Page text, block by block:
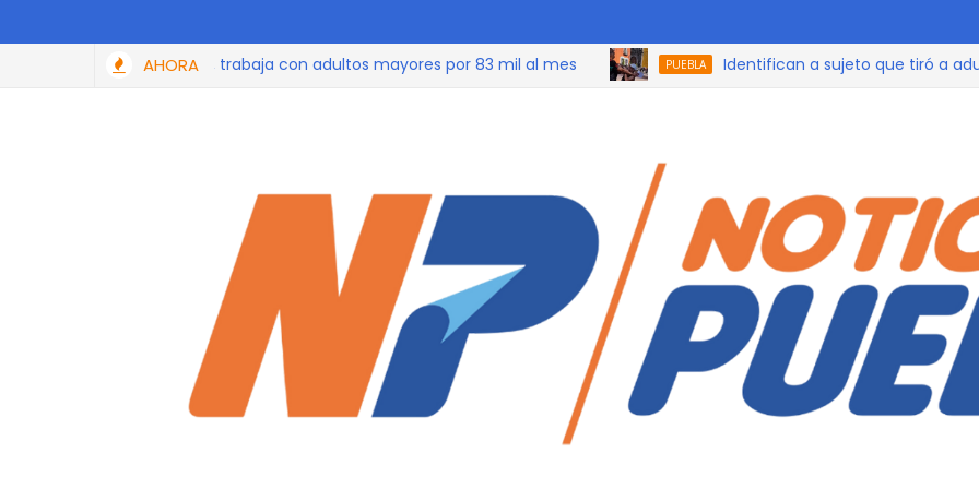
AHORA
en el podcast, trabaja con adultos mayores por 83 mil al mes PUEBLA Identifican a sujeto que tiró a adulto